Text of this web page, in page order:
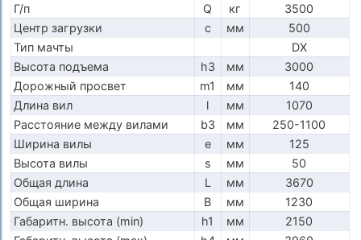
Г/п
Q кг
3500
Центр загрузки
c мм
500
Тип мачты
DX
Высота подъема
h3 мм
3000
Дорожный просвет
m1 мм
140
Длина вил
l мм
1070
Расстояние между вилами
b3 мм
250-1100
Ширина вилы
e мм
125
Высота вилы
s мм
50
Общая длина
L мм
3670
Общая ширина
B мм
1230
Габаритн. высота (min)
h1 мм
2150